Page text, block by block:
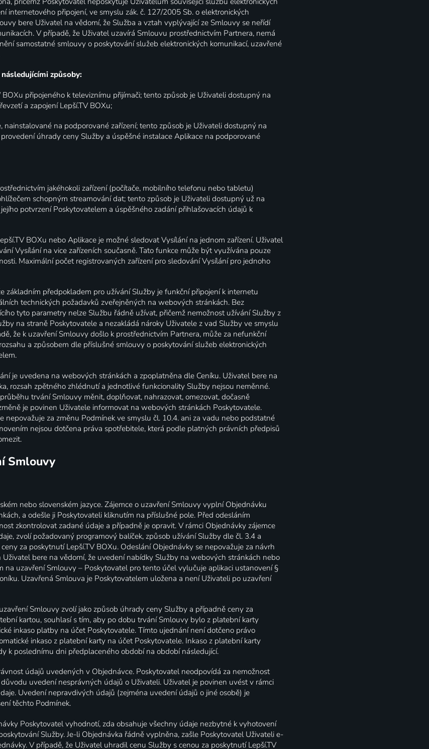
internetového připojení, ve smyslu zák. č. 127/2005 Sb. o elektronických
bere Uživatel na vědomí, že Služba a vztah vyplývající ze Smlouvy se neřídí
V případě, že Uživatel uzavírá Smlouvu prostřednictvím Partnera, nemá
samostatné smlouvy o poskytování služeb elektronických komunikací, uzavřené
způsoby:
BOXu připojeného k televiznímu přijímači; tento způsob je Uživateli dostupný na
a zapojení Lepší.TV BOXu;
na podporované zařízení; tento způsob je Uživateli dostupný na
úhrady ceny Služby a úspěšné instalace Aplikace na podporované
jakéhokoli zařízení (počítače, mobilního telefonu nebo tabletu)
schopným streamování dat; tento způsob je Uživateli dostupný už na
potvrzení Poskytovatelem a úspěšného zadání přihlašovacích údajů k
BOXu nebo Aplikace je možné sledovat Vysílání na jednom zařízení. Uživatel
Vysílání na vice zařízeních současně. Tato funkce může být využívána pouze
Maximální počet registrovaných zařízení pro sledování Vysílání pro jednoho
základním předpokladem pro užívání Služby je funkční připojení k internetu
technických požadavků zveřejněných na webových stránkách. Bez
tyto parametry nelze Službu řádně užívat, přičemž nemožnost užívání Služby z
na straně Poskytovatele a nezakládá nároky Uživatele z vad Služby ve smyslu
že k uzavření Smlouvy došlo k prostřednictvím Partnera, může za nefunkční
a způsobem dle příslušné smlouvy o poskytování služeb elektronických
je uvedena na webových stránkách a zpoplatněna dle Ceníku. Uživatel bere na
rozsah zpětného zhlédnutí a jednotlivé funkcionality Služby nejsou neměnné.
trvání Smlouvy měnit, doplňovat, nahrazovat, omezovat, dočasně
je povinen Uživatele informovat na webových stránkách Poskytovatele.
nepovažuje za změnu Podmínek ve smyslu čl. 10.4. ani za vadu nebo podstatné
nejsou dotčena práva spotřebitele, která podle platných právních předpisů
Smlouvy
nebo slovenském jazyce. Zájemce o uzavření Smlouvy vyplní Objednávku
a odešle ji Poskytovateli kliknutím na příslušné pole. Před odesláním
zkontrolovat zadané údaje a případně je opravit. V rámci Objednávky zájemce
zvolí požadovaný programový balíček, způsob užívání Služby dle čl. 3.4 a
za poskytnutí Lepší.TV BOXu. Odeslání Objednávky se nepovažuje za návrh
Uživatel bere na vědomí, že uvedení nabídky Služby na webových stránkách nebo
na uzavření Smlouvy – Poskytovatel pro tento účel vylučuje aplikaci ustanovení §
Uzavřená Smlouva je Poskytovatelem uložena a není Uživateli po uzavření
Smlouvy zvolí jako způsob úhrady ceny Služby a případně ceny za
kartou, souhlasí s tím, aby po dobu trvání Smlouvy bylo z platební karty
inkaso platby na účet Poskytovatele. Tímto ujednání není dotčeno právo
inkaso z platební karty na účet Poskytovatele. Inkaso z platební karty
k poslednímu dni předplaceného období na období následující.
údajů uvedených v Objednávce. Poskytovatel neodpovídá za nemožnost
uvedení nesprávných údajů o Uživateli. Uživatel je povinen uvést v rámci
Uvedení nepravdivých údajů (zejména uvedení údajů o jiné osobě) je
těchto Podmínek.
Poskytovatel vyhodnotí, zda obsahuje všechny údaje nezbytné k vyhotovení
Služby. Je-li Objednávka řádně vyplněna, zašle Poskytovatel Uživateli e-
V případě, že Uživatel uhradil cenu Služby s cenou za poskytnutí Lepší.TV